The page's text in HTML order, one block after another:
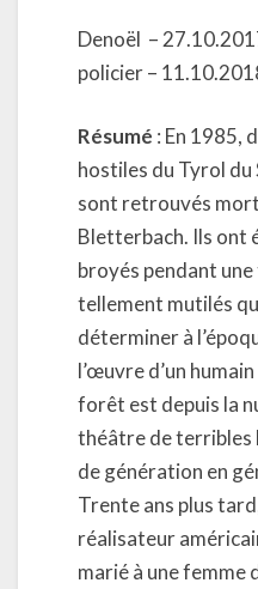
Denoël –
policier –
Résumé : En 1985,
hostiles du Tyrol du
sont retrouvés
Bletterbach. Ils ont
broyés pendant
tellement mutilés
déterminer à
l’œuvre d’un
forêt est depuis la
théâtre de terribles
de génération en
Trente ans plus
réalisateur
marié à une femme